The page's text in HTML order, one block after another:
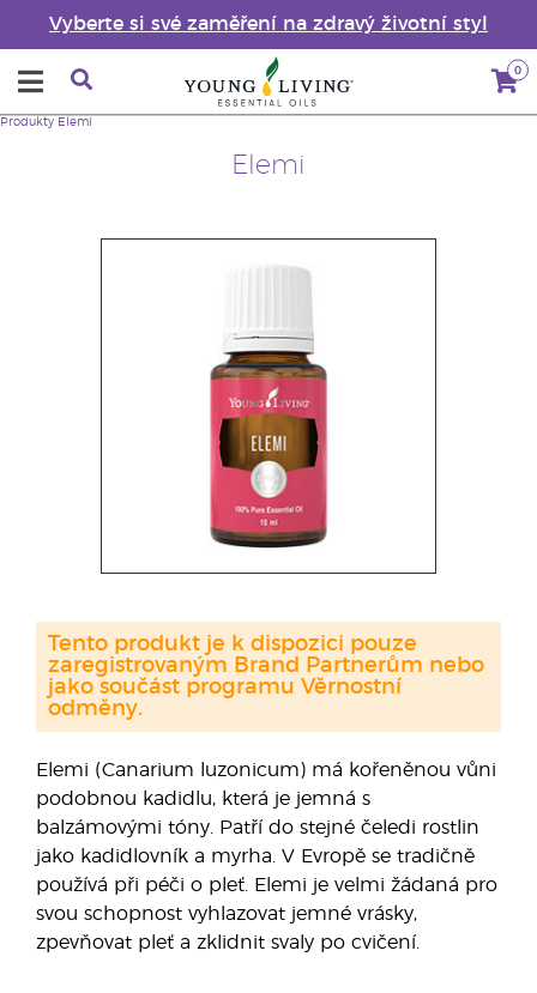
Vyberte si své zaměření na zdravý životní styl
0
Elemi
Produkty Elemi
Elemi (Canarium luzonicum) má kořeněnou vůni
podobnou kadidlu, která je jemná s
balzámovými tóny. Patří do stejné čeledi rostlin
jako kadidlovník a myrha. V Evropě se tradičně
používá při péči o pleť. Elemi je velmi žádaná pro
svou schopnost vyhlazovat jemné vrásky,
zpevňovat pleť a zklidnit svaly po cvičení.
Tento produkt je k dispozici pouze
zaregistrovaným Brand Partnerům nebo
jako součást programu Věrnostní
odměny.